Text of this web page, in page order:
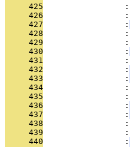
     425
     426
     427
                 :
     428
     429
     430
                 :
     431
     432
                 :
     433
                 :
     434
     435
     436
                 :
     437
                 :
     438
     439
     440
                 :